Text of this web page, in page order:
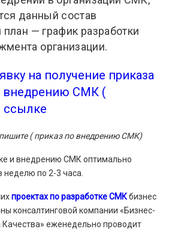
данный состав
план — график разработки
организации.
на получение приказа
внедрению СМК (
ссылке
( приказ по внедрению СМК)
и внедрению СМК оптимально
неделю по 2-3 часа.
проектах по разработке СМКбизнес
консалтинговой компании «Бизнес-
еженедельно проводит